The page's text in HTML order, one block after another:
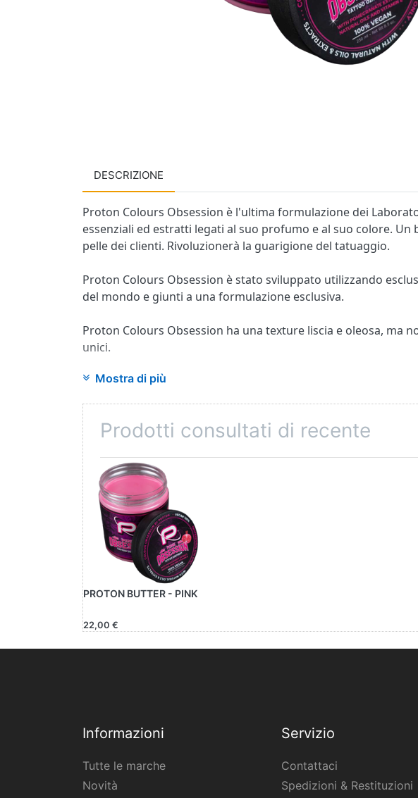
DESCRIZIONE
Proton Colours Obsession è l'ultima formulazione dei
essenziali ed estratti legati al suo profumo e al suo colore.
pelle dei clienti. Rivoluzionerà la guarigione del tatuaggio.
Proton Colours Obsession è stato sviluppato utilizzando
del mondo e giunti a una formulazione esclusiva.
Proton Colours Obsession ha una texture liscia e oleosa, ma
unici.
Proton Colours Obsession contiene burro di mango, oli naturali.
Rosa: aroma di gomma da masticare ed estratto di melograno.
Mostra di più
Prodotti consultati di recente
PROTON BUTTER - PINK
22,00 €
Informazioni
Tutte le marche
Novità
Servizio
Contattaci
Spedizioni & Restituzioni